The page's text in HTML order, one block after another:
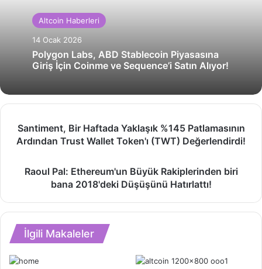
Altcoin Haberleri
14 Ocak 2026
Polygon Labs, ABD Stablecoin Piyasasına
Giriş İçin Coinme ve Sequence’i Satın Alıyor!
Haftada
%145
Patlamasının
Token'ı
(TWT)
Değerlendirdi!
Santiment, Bir Haftada Yaklaşık %145 Patlamasının
Ardından Trust Wallet Token'ı (TWT) Değerlendirdi!
Ethereum'un
Büyük
Rakiplerinden
biri
bana
Düşüşünü
Raoul Pal: Ethereum'un Büyük Rakiplerinden biri
bana 2018'deki Düşüşünü Hatırlattı!
İlgili Makaleler